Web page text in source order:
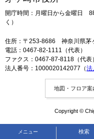
メニュー 検索
開庁時間：月曜日から金曜日 8
く）
住所：〒253-8686 神奈川県茅
電話：0467-82-1111（代表）
ファクス：0467-87-8118（代表）
法人番号：1000020142077（法
地図・フロア案
Copyright ©